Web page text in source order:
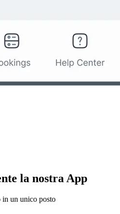
la nostra App
in un unico posto